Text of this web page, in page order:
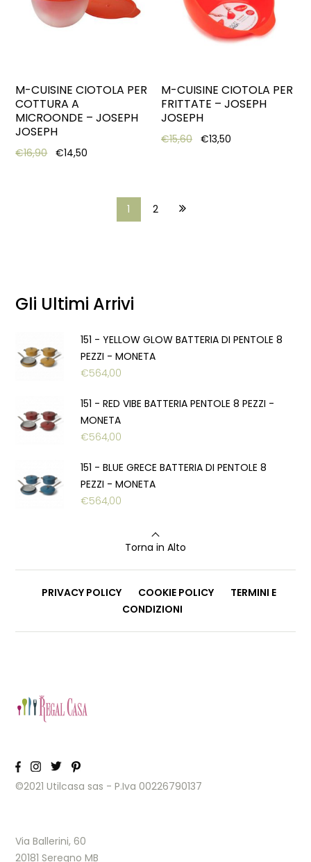
M-CUISINE CIOTOLA PER
COTTURA A
MICROONDE – JOSEPH
JOSEPH
€16,90 Original price was: €16,90.
€14,50
M-CUISINE CIOTOLA PER
FRITTATE – JOSEPH
JOSEPH
€15,60 Original price was:
€13,50
1 2
Gli Ultimi Arrivi
151 - YELLOW GLOW BATTERIA DI PENTOLE 8
PEZZI - MONETA
€564,00
151 - RED VIBE BATTERIA PENTOLE 8 PEZZI -
MONETA
€564,00
151 - BLUE GRECE BATTERIA DI PENTOLE 8
PEZZI - MONETA
€564,00
Torna in Alto
PRIVACY POLICY COOKIE POLICY
TERMINI E
CONDIZIONI
©2021 Utilcasa sas - P.Iva 00226790137
Via Ballerini, 60
20181 Seregno MB